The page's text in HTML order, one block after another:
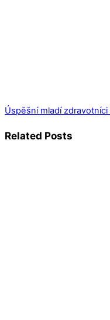
Úspěšní mladí zdravotníci
Related Posts